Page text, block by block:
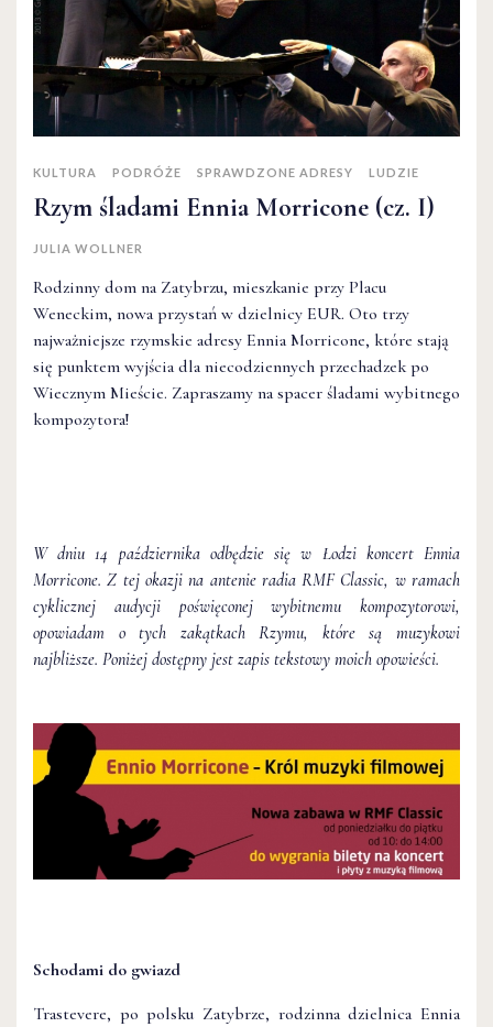
KULTURA PODRÓŻE SPRAWDZONE ADRESY LUDZIE
Rzym śladami Ennia Morricone (cz. I)
JULIA WOLLNER
Rodzinny dom na Zatybrzu, mieszkanie przy Placu
Weneckim, nowa przystań w dzielnicy EUR. Oto trzy
najważniejsze rzymskie adresy Ennia Morricone, które stają
się punktem wyjścia dla niecodziennych przechadzek po
Wiecznym Mieście. Zapraszamy na spacer śladami wybitnego
kompozytora!
W dniu 14 października odbędzie się w Łodzi koncert Ennia
Morricone. Z tej okazji na antenie radia RMF Classic, w ramach
cyklicznej audycji poświęconej wybitnemu kompozytorowi,
opowiadam o tych zakątkach Rzymu, które są muzykowi
najbliższe. Poniżej dostępny jest zapis tekstowy moich opowieści.
Schodami do gwiazd
Trastevere, po polsku Zatybrze, rodzinna dzielnica Ennia